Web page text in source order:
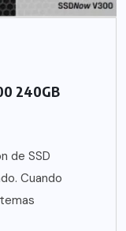
240GB
de SSD
Cuando